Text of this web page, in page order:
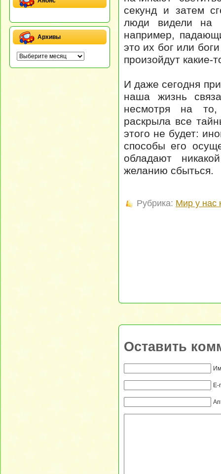
Архивы
секунд и затем
люди видели на
например,
это их бог или
произойдут
И даже сегодня
наша жизнь
несмотря на то,
раскрыла все
этого не будет:
способы его
обладают
желанию сбыться.
Рубрика: Мир у нас
Оставить
E-